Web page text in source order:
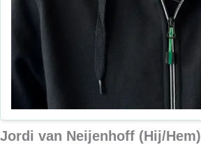
Jordi van Neijenhoff (Hij/Hem)